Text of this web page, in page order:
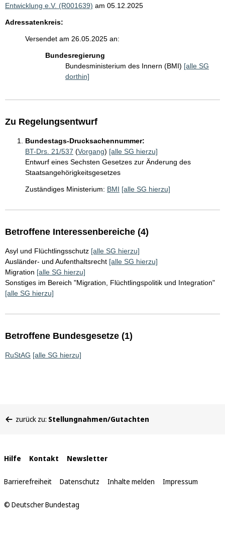
Entwicklung e.V. (R001639) am 05.12.2025
Adressatenkreis:
Versendet am 26.05.2025 an:
Bundesregierung
Bundesministerium des Innern (BMI) [alle SG
dorthin]
Zu Regelungsentwurf
Bundestags-Drucksachennummer:
BT-Drs. 21/537 (Vorgang) [alle SG hierzu]
Entwurf eines Sechsten Gesetzes zur Änderung des
Staatsangehörigkeitsgesetzes
Zuständiges Ministerium: BMI [alle SG hierzu]
Betroffene Interessenbereiche (4)
Asyl und Flüchtlingsschutz [alle SG hierzu]
Ausländer- und Aufenthaltsrecht [alle SG hierzu]
Migration [alle SG hierzu]
Sonstiges im Bereich "Migration, Flüchtlingspolitik und Integration"
[alle SG hierzu]
Betroffene Bundesgesetze (1)
RuStAG [alle SG hierzu]
befinden
zurück zu: Stellungnahmen/Gutachten
Interne
Links
Hilfe Kontakt Newsletter
Barrierefreiheit Datenschutz Inhalte melden Impressum
© Deutscher Bundestag